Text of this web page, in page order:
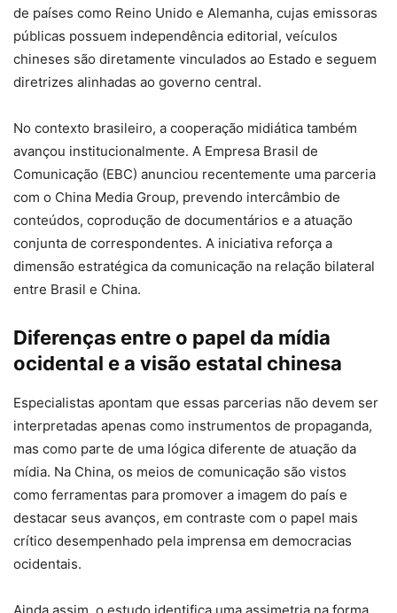
de países como Reino Unido e Alemanha, cujas emissoras
públicas possuem independência editorial, veículos
chineses são diretamente vinculados ao Estado e seguem
diretrizes alinhadas ao governo central.
No contexto brasileiro, a cooperação midiática também
avançou institucionalmente. A Empresa Brasil de
Comunicação (EBC) anunciou recentemente uma parceria
com o China Media Group, prevendo intercâmbio de
conteúdos, coprodução de documentários e a atuação
conjunta de correspondentes. A iniciativa reforça a
dimensão estratégica da comunicação na relação bilateral
entre Brasil e China.
Diferenças entre o papel da mídia
ocidental e a visão estatal chinesa
Especialistas apontam que essas parcerias não devem ser
interpretadas apenas como instrumentos de propaganda,
mas como parte de uma lógica diferente de atuação da
mídia. Na China, os meios de comunicação são vistos
como ferramentas para promover a imagem do país e
destacar seus avanços, em contraste com o papel mais
crítico desempenhado pela imprensa em democracias
ocidentais.